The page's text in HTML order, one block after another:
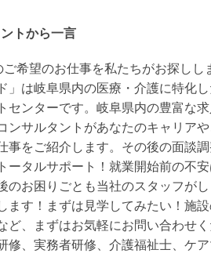
トから一言
ご希望のお仕事を私たちがお探しし
」は岐阜県内の医療・介護に特化
センターです。岐阜県内の豊富な
ンサルタントがあなたのキャリア
事をご紹介します。その後の面談
ータルサポート！就業開始前の不
のお困りごとも当社のスタッフが
ます！まずは見学してみたい！施
ど、まずはお気軽にお問い合わせ
修、実務者研修、介護福祉士、ケ